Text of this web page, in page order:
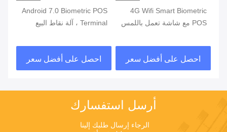
4G Wifi Smart Biometric
POS مع شاشة تعمل باللمس
احصل على أفضل سعر
Android 7.0 Biometric POS
Terminal ، آلة نقاط البيع
في البطارية
احصل على أفضل سعر
أرسل استفسارك